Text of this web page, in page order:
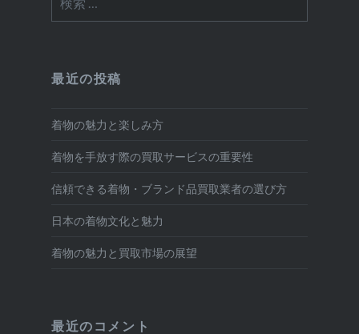
索:
最近の投稿
着物の魅力と楽しみ方
着物を手放す際の買取サービスの重要性
信頼できる着物・ブランド品買取業者の選び方
日本の着物文化と魅力
着物の魅力と買取市場の展望
最近のコメント